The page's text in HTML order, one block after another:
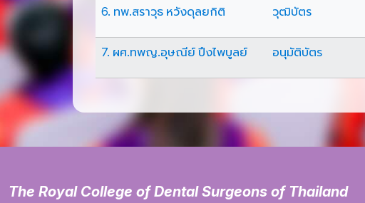
6. ทพ.สราวุธ หวังดุลยกิติ วุฒิบัตร
7. ผศ.ทพญ.อุษณีย์ ปึงไพบูลย์ อนุมัติบัตร
The Royal College of Dental Surgeons of Thailand